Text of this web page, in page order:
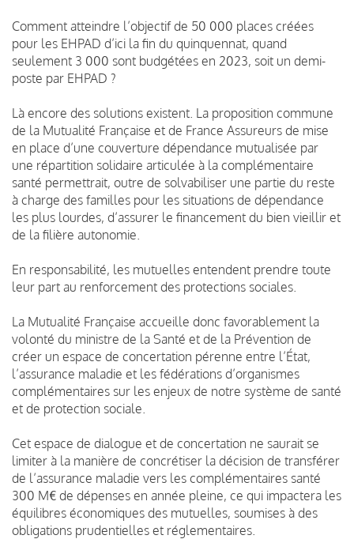
Comment atteindre l’objectif de 50 000 places créées
pour les EHPAD d’ici la fin du quinquennat, quand
seulement 3 000 sont budgétées en 2023, soit un demi-
poste par EHPAD ?
Là encore des solutions existent. La proposition commune
de la Mutualité Française et de France Assureurs de mise
en place d’une couverture dépendance mutualisée par
une répartition solidaire articulée à la complémentaire
santé permettrait, outre de solvabiliser une partie du reste
à charge des familles pour les situations de dépendance
les plus lourdes, d’assurer le financement du bien vieillir et
de la filière autonomie.
En responsabilité, les mutuelles entendent prendre toute
leur part au renforcement des protections sociales.
La Mutualité Française accueille donc favorablement la
volonté du ministre de la Santé et de la Prévention de
créer un espace de concertation pérenne entre l’État,
l’assurance maladie et les fédérations d’organismes
complémentaires sur les enjeux de notre système de santé
et de protection sociale.
Cet espace de dialogue et de concertation ne saurait se
limiter à la manière de concrétiser la décision de transférer
de l’assurance maladie vers les complémentaires santé
300 M€ de dépenses en année pleine, ce qui impactera les
équilibres économiques des mutuelles, soumises à des
obligations prudentielles et réglementaires.